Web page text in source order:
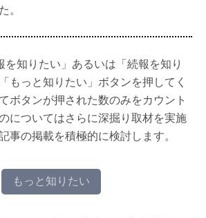
。
知りたい」あるいは「続報を知り
もっと知りたい」ボタンを押してく
ボタンが押された数のみをカウント
についてはさらに深掘り取材を実施
事の掲載を積極的に検討します。
もっと知りたい